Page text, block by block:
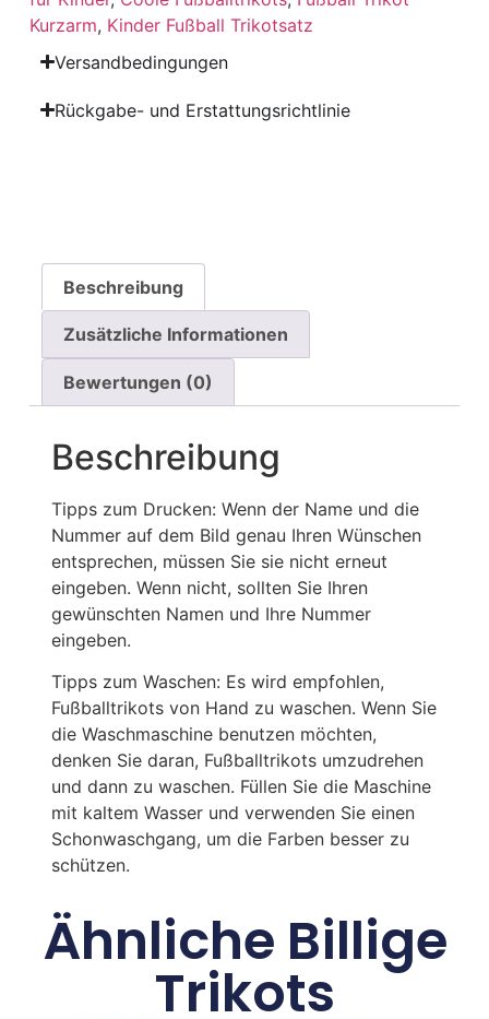
Kurzarm, Kinder Fußball Trikotsatz
Versandbedingungen
Rückgabe- und Erstattungsrichtlinie
Beschreibung
Zusätzliche Informationen
Bewertungen (0)
Beschreibung
Tipps zum Drucken: Wenn der Name und die
Nummer auf dem Bild genau Ihren Wünschen
entsprechen, müssen Sie sie nicht erneut
eingeben. Wenn nicht, sollten Sie Ihren
gewünschten Namen und Ihre Nummer
eingeben.
Tipps zum Waschen: Es wird empfohlen,
Fußballtrikots von Hand zu waschen. Wenn Sie
die Waschmaschine benutzen möchten,
denken Sie daran, Fußballtrikots umzudrehen
und dann zu waschen. Füllen Sie die Maschine
mit kaltem Wasser und verwenden Sie einen
Schonwaschgang, um die Farben besser zu
schützen.
Ähnliche Billige
Trikots